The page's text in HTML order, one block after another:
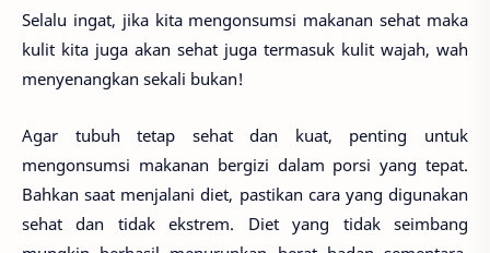
Selalu ingat, jika kita mengonsumsi makanan sehat maka
kulit kita juga akan sehat juga termasuk kulit wajah, wah
menyenangkan sekali bukan!
Agar tubuh tetap sehat dan kuat, penting untuk
mengonsumsi makanan bergizi dalam porsi yang tepat.
Bahkan saat menjalani diet, pastikan cara yang digunakan
sehat dan tidak ekstrem. Diet yang tidak seimbang